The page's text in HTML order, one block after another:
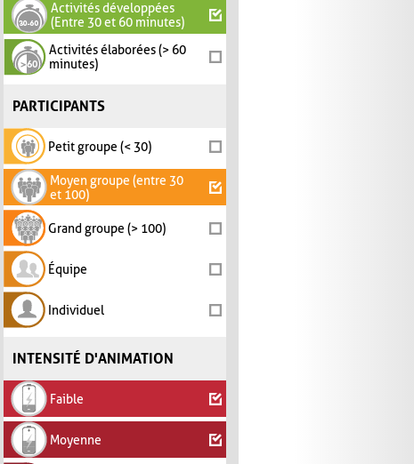
Activités développées
(Entre 30 et 60 minutes)
Activités élaborées (> 60
minutes)
PARTICIPANTS
Petit groupe (< 30)
Moyen groupe (entre 30
et 100)
Grand groupe (> 100)
Équipe
Individuel
INTENSITÉ D'ANIMATION
Faible
Moyenne